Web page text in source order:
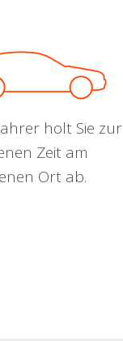
holt Sie zur
Zeit am
Ort ab.